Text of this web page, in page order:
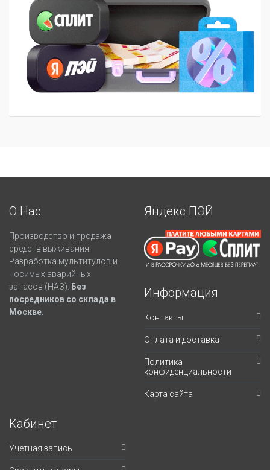
О Нас
Производство и продажа
средств выживания.
Разработка мультитулов и
носимых аварийных
запасов (НАЗ).
Без
посредников со склада в
Москве.
Яндекс ПЭЙ
Информация
Контакты
Оплата и доставка
Политика
конфиденциальности
Карта сайта
Кабинет
Учётная запись